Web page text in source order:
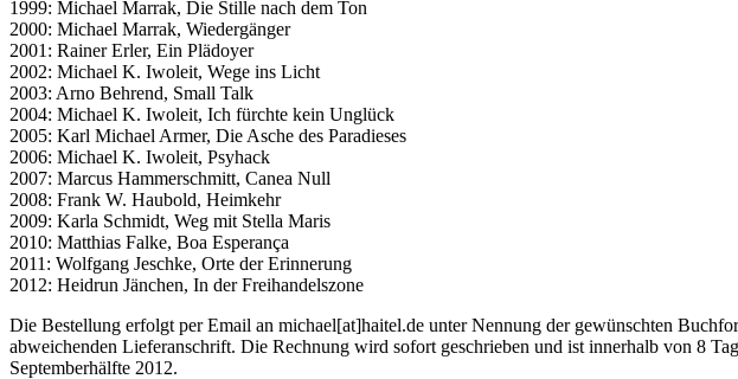
1999: Michael Marrak, Die Stille nach dem Ton
2000: Michael Marrak, Wiedergänger
2001: Rainer Erler, Ein Plädoyer
2002: Michael K. Iwoleit, Wege ins Licht
2003: Arno Behrend, Small Talk
2004: Michael K. Iwoleit, Ich fürchte kein Unglück
2005: Karl Michael Armer, Die Asche des Paradieses
2006: Michael K. Iwoleit, Psyhack
2007: Marcus Hammerschmitt, Canea Null
2008: Frank W. Haubold, Heimkehr
2009: Karla Schmidt, Weg mit Stella Maris
2010: Matthias Falke, Boa Esperança
2011: Wolfgang Jeschke, Orte der Erinnerung
2012: Heidrun Jänchen, In der Freihandelszone
Die Bestellung erfolgt per Email an michael[at]haitel.de unter Nennung der gewünschten
abweichenden Lieferanschrift. Die Rechnung wird sofort geschrieben und ist innerhalb von 8
Septemberhälfte 2012.